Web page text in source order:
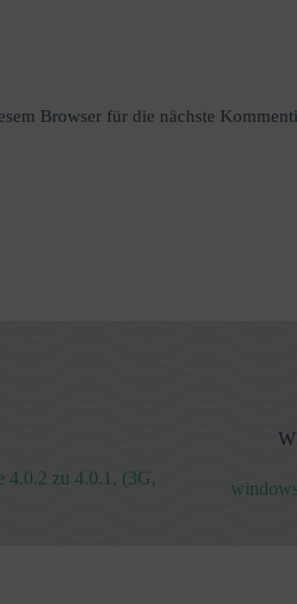
Browser für die nächste
4.0.2 zu 4.0.1, (3G,